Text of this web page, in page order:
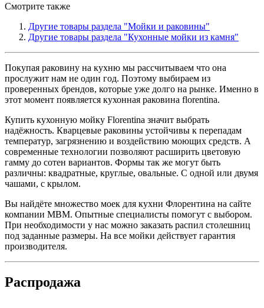
Смотрите также
Другие товары раздела "Мойки и раковины"
Другие товары раздела "Кухонные мойки из камня"
Покупая раковину на кухню мы рассчитываем что она
прослужит нам не один год. Поэтому выбираем из
проверенных брендов, которые уже долго на рынке. Именно в
этот момент появляется кухонная раковина florentina.
Купить кухонную мойку Florentina значит выбрать
надёжность. Кварцевые раковины устойчивы к перепадам
температур, загрязнению и воздействию моющих средств. А
современные технологии позволяют расширить цветовую
гамму до сотен вариантов. Формы так же могут быть
различны: квадратные, круглые, овальные. С одной или двумя
чашами, с крылом.
Вы найдёте множество моек для кухни Флорентина на сайте
компании МВМ. Опытные специалисты помогут с выбором.
При необходимости у нас можно заказать распил столешниц
под заданные размеры. На все мойки действует гарантия
производителя.
Распродажа